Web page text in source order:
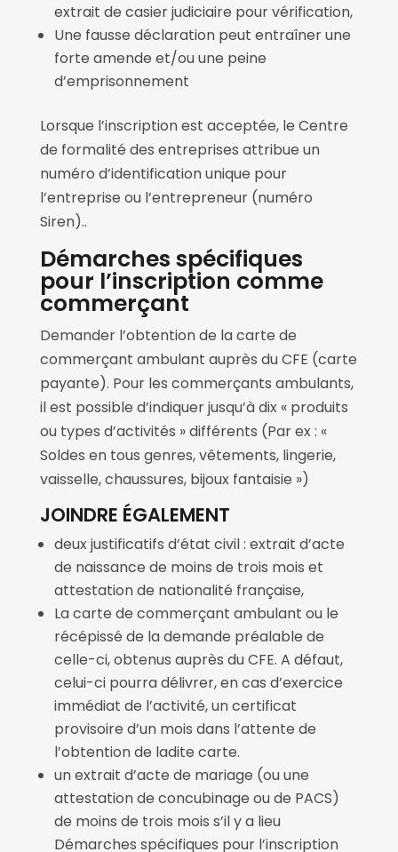
extrait de casier judiciaire pour vérification,
Une fausse déclaration peut entraîner une
forte amende et/ou une peine
d’emprisonnement
Lorsque l’inscription est acceptée, le Centre
de formalité des entreprises attribue un
numéro d’identification unique pour
l’entreprise ou l’entrepreneur (numéro
Siren)..
Démarches spécifiques
pour l’inscription comme
commerçant
Demander l’obtention de la carte de
commerçant ambulant auprès du CFE (carte
payante). Pour les commerçants ambulants,
il est possible d’indiquer jusqu’à dix « produits
ou types d’activités » différents (Par ex : «
Soldes en tous genres, vêtements, lingerie,
vaisselle, chaussures, bijoux fantaisie »)
JOINDRE ÉGALEMENT
deux justificatifs d’état civil : extrait d’acte
de naissance de moins de trois mois et
attestation de nationalité française,
La carte de commerçant ambulant ou le
récépissé de la demande préalable de
celle-ci, obtenus auprès du CFE. A défaut,
celui-ci pourra délivrer, en cas d’exercice
immédiat de l’activité, un certificat
provisoire d’un mois dans l’attente de
l’obtention de ladite carte.
un extrait d’acte de mariage (ou une
attestation de concubinage ou de PACS)
de moins de trois mois s’il y a lieu
Démarches spécifiques pour l’inscription